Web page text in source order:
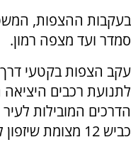
סמדר ועד מצפה רמון.
עקב הצפות בקטעי
הדרכים המובילות
כביש 12 מצומת שיזפון לאילת..